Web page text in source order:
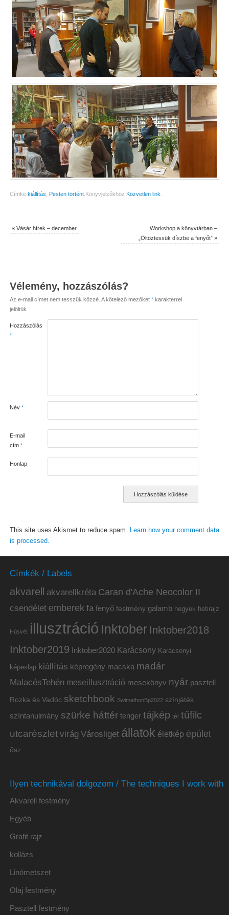
Címke kiállítás, Pesten történt. Könyvjelzőkhöz Közvetlen link.
«Vásár hírek – december
Workshop a könyvtárban –
„Öltöztessük díszbe a fenyőt”»
Vélemény, hozzászólás?
Az e-mail címet nem tesszük közzé. A kötelező mezőket *karakterrel
jelöltük
Hozzászólás
*
Név *
E-mail
cím *
Honlap
This site uses Akismet to reduce spam. Learn how your comment data
is processed.
Címkék / Labels
akvarell akvarellkréta Caran d'Ache Neocolor II
csendélet emberek fa fenyő festmény galamb hegyek hetirajz
Húsvét illusztráció Inktober Inktober2018
Inktober2019 Inktober2020 Karácsony Karácsonyi
képeslap kiállítás képregény macska madár
MalacésTehén meseillusztráció mesekönyv nyár pasztell
Rozka és Vadóc sketchbook SwimathonBp2022 színjáték
színtanulmány szürke háttér tenger tájkép tél tűfilc
utcarészlet virág Városliget állatok életkép épület
ősz
Ilyen technikával dolgozom / The techniques I work with
Akvarell festmény
Egyéb
Grafit rajz
kollázs
Linómetszet
Olaj festmény
Pasztell festmény